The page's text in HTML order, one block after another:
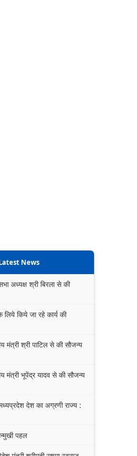
News
अध्यक्ष श्री बिरला से की
लिये किये जा रहे कार्य की
मंत्री श्री पाटिल से की सौजन्य
मंत्री भूपेंद्र यादव से की सौजन्य
देश का अग्रणी राज्य :
पहल